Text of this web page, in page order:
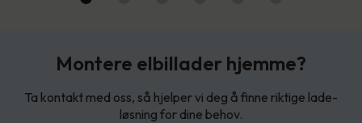
Montere elbillader hjemme?
Ta kontakt med oss, så hjelper vi deg å finne riktige lade-
løsning for dine behov.